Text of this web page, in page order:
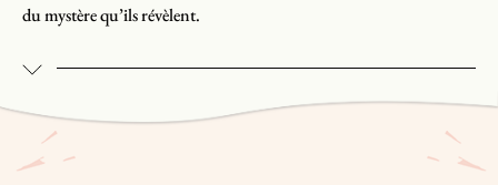
du mystère qu’ils révèlent.